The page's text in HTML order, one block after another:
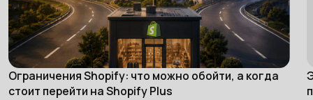
eCommerce
Ограничения Shopify: что можно обойти, а когда
стоит перейти на Shopify Plus